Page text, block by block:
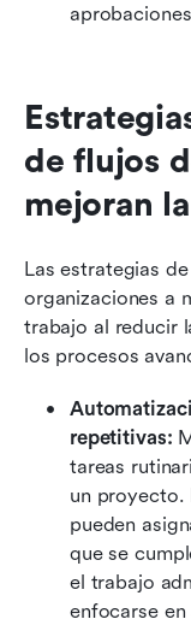
de flujos
mejoran
Las estrategias
organizaciones a
trabajo al reducir
los procesos
repetitivas:
tareas
un proyecto.
pueden
que se
el trabajo
enfocarse